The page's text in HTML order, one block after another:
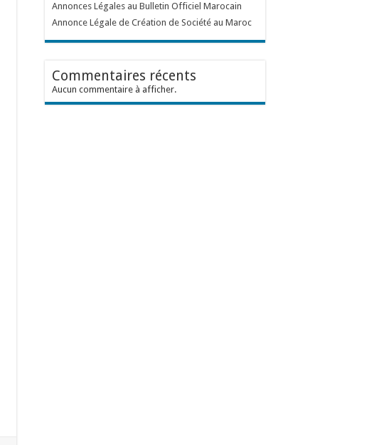
Annonces Légales au Bulletin Officiel Marocain
Annonce Légale de Création de Société au Maroc
Commentaires récents
Aucun commentaire à afficher.